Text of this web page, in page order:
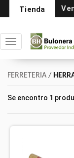
Tienda
Toggle navigation
FERRETERIA /
Se encontro 1